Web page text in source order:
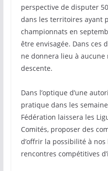
perspective de disputer
dans les territoires ayant
championnats en
être envisagée. Dans ces
ne donnera lieu à aucune
descente.
Dans l’optique d’une
pratique dans les
Fédération laissera les
Comités, proposer des
d’offrir la possibilité à
rencontres compétitives